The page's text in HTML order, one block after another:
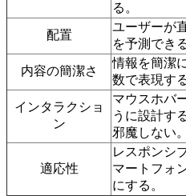
る。
配置
ユーザーが
を予測でき
内容の簡潔さ
情報を簡潔
数で表現する
インタラクショ
ン
マウスホバ
うに設計す
邪魔しない。
適応性
レスポンシ
マートフォ
にする。